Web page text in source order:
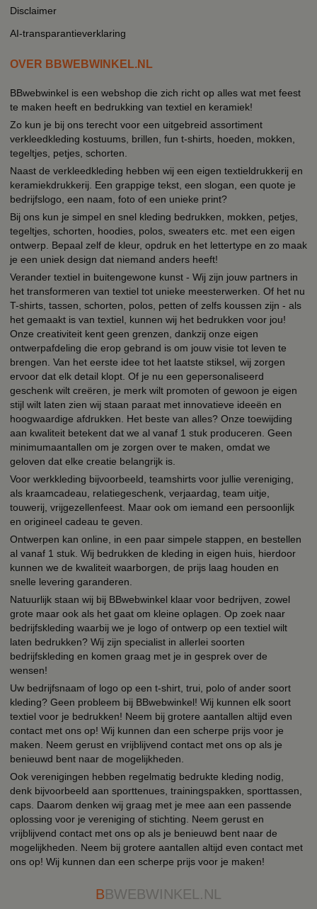
Disclaimer
AI-transparantieverklaring
OVER BBWEBWINKEL.NL
BBwebwinkel is een webshop die zich richt op alles wat met feest
te maken heeft en bedrukking van textiel en keramiek!
Zo kun je bij ons terecht voor een uitgebreid assortiment
verkleedkleding kostuums, brillen, fun t-shirts, hoeden, mokken,
tegeltjes, petjes, schorten.
Naast de verkleedkleding hebben wij een eigen textieldrukkerij en
keramiekdrukkerij. Een grappige tekst, een slogan, een quote je
bedrijfslogo, een naam, foto of een unieke print?
Bij ons kun je simpel en snel kleding bedrukken, mokken, petjes,
tegeltjes, schorten, hoodies, polos, sweaters etc. met een eigen
ontwerp. Bepaal zelf de kleur, opdruk en het lettertype en zo maak
je een uniek design dat niemand anders heeft!
Verander textiel in buitengewone kunst - Wij zijn jouw partners in
het transformeren van textiel tot unieke meesterwerken. Of het nu
T-shirts, tassen, schorten, polos, petten of zelfs koussen zijn - als
het gemaakt is van textiel, kunnen wij het bedrukken voor jou!
Onze creativiteit kent geen grenzen, dankzij onze eigen
ontwerpafdeling die erop gebrand is om jouw visie tot leven te
brengen. Van het eerste idee tot het laatste stiksel, wij zorgen
ervoor dat elk detail klopt. Of je nu een gepersonaliseerd
geschenk wilt creëren, je merk wilt promoten of gewoon je eigen
stijl wilt laten zien wij staan paraat met innovatieve ideeën en
hoogwaardige afdrukken. Het beste van alles? Onze toewijding
aan kwaliteit betekent dat we al vanaf 1 stuk produceren. Geen
minimumaantallen om je zorgen over te maken, omdat we
geloven dat elke creatie belangrijk is.
Voor werkkleding bijvoorbeeld, teamshirts voor jullie vereniging,
als kraamcadeau, relatiegeschenk, verjaardag, team uitje,
touwerij, vrijgezellenfeest. Maar ook om iemand een persoonlijk
en origineel cadeau te geven.
Ontwerpen kan online, in een paar simpele stappen, en bestellen
al vanaf 1 stuk. Wij bedrukken de kleding in eigen huis, hierdoor
kunnen we de kwaliteit waarborgen, de prijs laag houden en
snelle levering garanderen.
Natuurlijk staan wij bij BBwebwinkel klaar voor bedrijven, zowel
grote maar ook als het gaat om kleine oplagen. Op zoek naar
bedrijfskleding waarbij we je logo of ontwerp op een textiel wilt
laten bedrukken? Wij zijn specialist in allerlei soorten
bedrijfskleding en komen graag met je in gesprek over de
wensen!
Uw bedrijfsnaam of logo op een t-shirt, trui, polo of ander soort
kleding? Geen probleem bij BBwebwinkel! Wij kunnen elk soort
textiel voor je bedrukken! Neem bij grotere aantallen altijd even
contact met ons op! Wij kunnen dan een scherpe prijs voor je
maken. Neem gerust en vrijblijvend contact met ons op als je
benieuwd bent naar de mogelijkheden.
Ook verenigingen hebben regelmatig bedrukte kleding nodig,
denk bijvoorbeeld aan sporttenues, trainingspakken, sporttassen,
caps. Daarom denken wij graag met je mee aan een passende
oplossing voor je vereniging of stichting. Neem gerust en
vrijblijvend contact met ons op als je benieuwd bent naar de
mogelijkheden. Neem bij grotere aantallen altijd even contact met
ons op! Wij kunnen dan een scherpe prijs voor je maken!
BBWEBWINKEL.NL